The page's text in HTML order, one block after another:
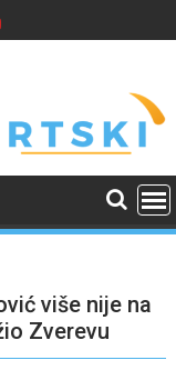
više nije na
Zverevu